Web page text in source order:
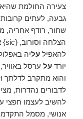
צעירה החולמת
גבעה, לעתים
שחור, רודף אחריה,
הצלחה וסורוב, {sic} אך באמצעותה פו
להאפילעליה
יורדעל ערסל
והוא מתקרב לדלתך
לדבורים נהדרות,
להשיב לעצמו חפצי
אנושי, מסמל